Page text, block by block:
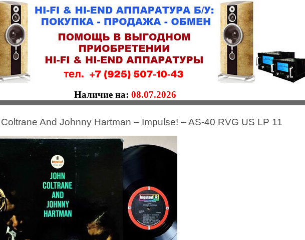
Наличие на: 08.07.2026
And Johnny Hartman – Impulse! – AS-40 RVG US LP 11